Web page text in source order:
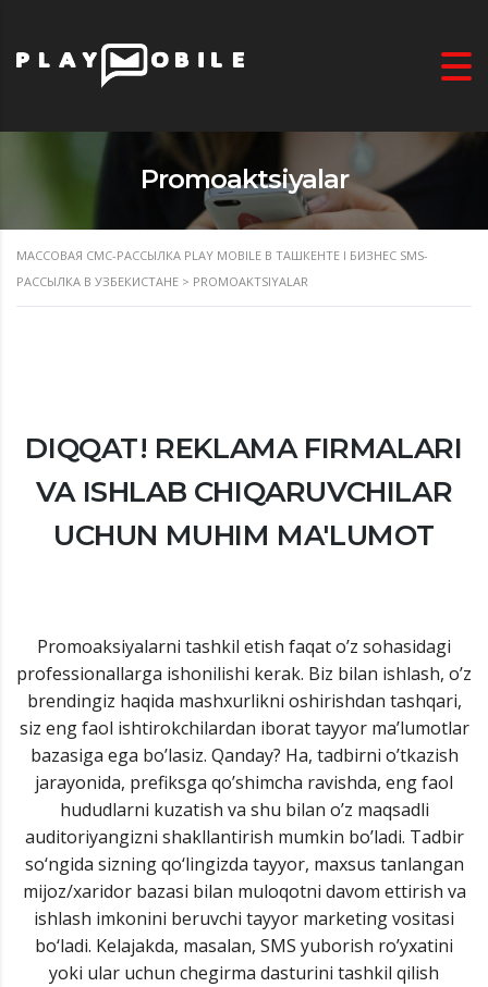
Promoaktsiyalar
МАССОВАЯ СМС-РАССЫЛКА PLAY MOBILE В ТАШКЕНТЕ I БИЗНЕС SMS-
РАССЫЛКА В УЗБЕКИСТАНЕ > PROMOAKTSIYALAR
DIQQAT! REKLAMA FIRMALARI
VA ISHLAB CHIQARUVCHILAR
UCHUN MUHIM MA'LUMOT
Promoaksiyalarni tashkil etish faqat o’z sohasidagi
professionallarga ishonilishi kerak. Biz bilan ishlash, o’z
brendingiz haqida mashxurlikni oshirishdan tashqari,
siz eng faol ishtirokchilardan iborat tayyor ma’lumotlar
bazasiga ega bo’lasiz. Qanday? Ha, tadbirni o’tkazish
jarayonida, prefiksga qo’shimcha ravishda, eng faol
hududlarni kuzatish va shu bilan o’z maqsadli
auditoriyangizni shakllantirish mumkin bo’ladi. Tadbir
so‘ngida sizning qo‘lingizda tayyor, maxsus tanlangan
mijoz/xaridor bazasi bilan muloqotni davom ettirish va
ishlash imkonini beruvchi tayyor marketing vositasi
bo‘ladi. Kelajakda, masalan, SMS yuborish ro’yxatini
yoki ular uchun chegirma dasturini tashkil qilish